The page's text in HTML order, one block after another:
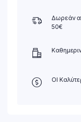
Δωρεάν
50€
ΟΙ